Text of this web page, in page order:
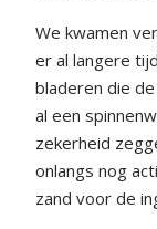
We kwamen
er al langere
bladeren die
al een
zekerheid
onlangs nog
zand voor de